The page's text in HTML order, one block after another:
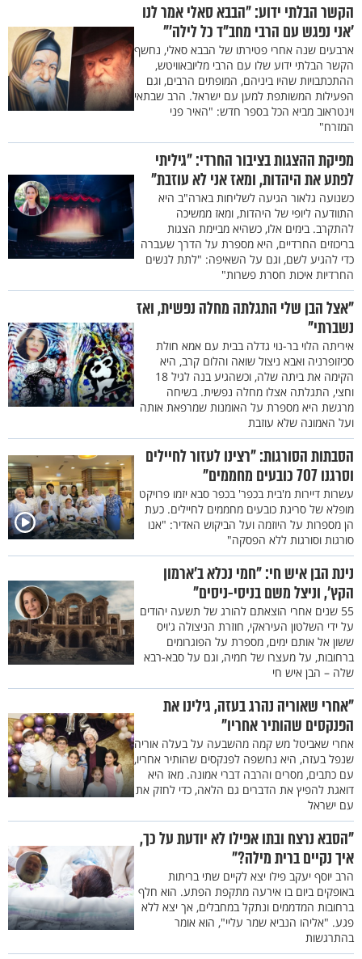
הקשר הבלתי ידוע: "הבבא סאלי אמר לנו
'אני נפגש עם הרבי מחב"ד כל לילה'"
ארבעים שנה אחרי פטירתו של הבבא סאלי, נחשף
הקשר הבלתי ידוע שלו עם הרבי מליובאוויטש,
ההתכתבויות שהיו ביניהם, המופתים הרבים, וגם
הפעילות המשותפת למען עם ישראל. הרב שבתאי
וינטראוב מביא הכל בספר חדש: "האיר פני
המזרח"
מפיקת ההצגות בציבור החרדי: "גיליתי
לפתע את היהדות, ומאז אני לא עוזבת"
כשנועה גלאור הגיעה לשליחות בארה"ב היא
התוודעה ליופי של היהדות, ומאז ממשיכה
להתקרב. בימים אלו, כשהיא מביימת הצגות
בריכוזים החרדיים, היא מספרת על הדרך שעברה
כדי להגיע לשם, וגם על השאיפה: "לתת לנשים
החרדיות איכות חסרת פשרות"
"אצל הבן שלי התגלתה מחלה נפשית, ואז
נשברתי"
איריתה הלוי בר-נוי גדלה בבית עם אמא חולת
סכיזופרניה ואבא ניצול שואה והלום קרב, היא
הקימה את ביתה שלה, וכשהגיע בנה לגיל 18
וחצי, התגלתה אצלו מחלה נפשית. בשיחה
מרגשת היא מספרת על האומנות שמרפאת אותה
ועל האמונה שלא עוזבת
הסבתות הסורגות: "רצינו לעזור לחיילים
וסרגנו 707 כובעים מחממים"
עשרות דיירות מ'בית בכפר' בכפר סבא יזמו פרויקט
מופלא של סריגת כובעים מחממים לחיילים. כעת
הן מספרות על היוזמה ועל הביקוש האדיר: "אנו
סורגות וסורגות ללא הפסקה"
נינת הבן איש חי: "חמי נכלא ב'ארמון
הקץ', וניצל משם בניסי-ניסים"
55 שנים אחרי הוצאתם להורג של תשעה יהודים
על ידי השלטון העיראקי, חוזרת הניצולה ג'ויס
ששון אל אותם ימים, מספרת על הפוגרומים
ברחובות, על מעצרו של חמיה, וגם על סבא-רבא
שלה – הבן איש חי
"אחרי שאוריה נהרג בעזה, גילינו את
הפנקסים שהותיר אחריו"
אחרי שאביטל מש קמה מהשבעה על בעלה אוריה
שנפל בעזה, היא נחשפה לפנקסים שהותיר אחריו,
עם כתבים, מסרים והרבה דברי אמונה. מאז היא
דואגת להפיץ את הדברים גם הלאה, כדי לחזק את
עם ישראל
"הסבא נרצח ובתו אפילו לא יודעת על כך,
איך נקיים ברית מילה?"
הרב יוסף יעקב פילו יצא לקיים שתי בריתות
באופקים ביום בו אירעה מתקפת הפתע. הוא חלף
ברחובות המדממים ונתקל במחבלים, אך יצא ללא
פגע. "אליהו הנביא שמר עליי", הוא אומר
בהתרגשות